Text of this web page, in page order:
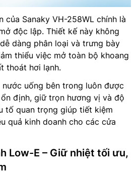
của Sanaky VH-258WL chính là
độc lập. Thiết kế này không
dàng phân loại và trưng bày
thiểu việc mở toàn bộ khoang
thoát hơi lạnh.
nước uống bên trong luôn được
định, giữ trọn hương vị và độ
tố quan trọng giúp tiết kiệm
quả kinh doanh cho các cửa
Low-E – Giữ nhiệt tối ưu,